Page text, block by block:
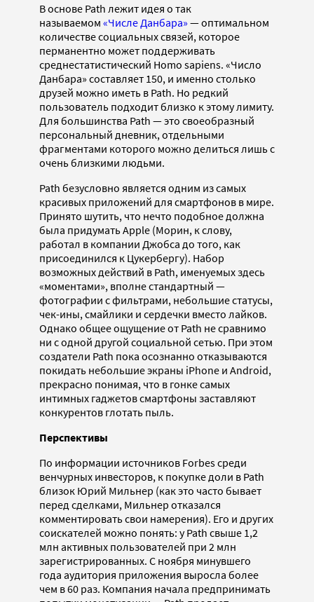
В основе Path лежит идея о так
называемом «Числе Данбара» — оптимальном
количестве социальных связей, которое
перманентно может поддерживать
среднестатистический Homo sapiens. «Число
Данбара» составляет 150, и именно столько
друзей можно иметь в Path. Но редкий
пользователь подходит близко к этому лимиту.
Для большинства Path — это своеобразный
персональный дневник, отдельными
фрагментами которого можно делиться лишь с
очень близкими людьми.
Path безусловно является одним из самых
красивых приложений для смартфонов в мире.
Принято шутить, что нечто подобное должна
была придумать Apple (Морин, к слову,
работал в компании Джобса до того, как
присоединился к Цукербергу). Набор
возможных действий в Path, именуемых здесь
«моментами», вполне стандартный —
фотографии с фильтрами, небольшие статусы,
чек-ины, смайлики и сердечки вместо лайков.
Однако общее ощущение от Path не сравнимо
ни с одной другой социальной сетью. При этом
создатели Path пока осознанно отказываются
покидать небольшие экраны iPhone и Android,
прекрасно понимая, что в гонке самых
интимных гаджетов смартфоны заставляют
конкурентов глотать пыль.
Перспективы
По информации источников Forbes среди
венчурных инвесторов, к покупке доли в Path
близок Юрий Мильнер (как это часто бывает
перед сделками, Мильнер отказался
комментировать свои намерения). Его и других
соискателей можно понять: у Path свыше 1,2
млн активных пользователей при 2 млн
зарегистрированных. С ноября минувшего
года аудитория приложения выросла более
чем в 60 раз. Компания начала предпринимать